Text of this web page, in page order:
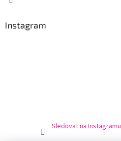
Instagram
Sledovat na Instagramu